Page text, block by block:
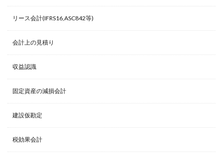
リース会計(IFRS16,ASC842等)
会計上の見積り
収益認識
固定資産の減損会計
建設仮勘定
税効果会計